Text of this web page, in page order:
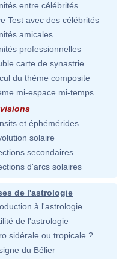
entre célébrités
Test avec des célébrités
amicales
professionnelles
carte de synastrie
du thème composite
mi-espace mi-temps
et éphémérides
solaire
secondaires
d'arcs solaires
de l'astrologie
à l'astrologie
de l'astrologie
sidérale ou tropicale ?
du Bélier